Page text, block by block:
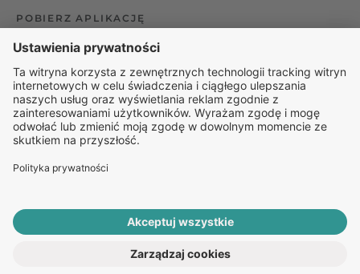
ROZPOCZNIJ E-KONSULTACJĘ
POBIERZ APLIKACJĘ
Organizator udzielania świadczeń telemedycznych jest
podmiotem leczniczym w rozumieniu ustawy z dnia 15
kwietnia 2011 roku o działalności leczniczej, wpisanym do
rejestru podmiotów wykonujących działalność leczniczą pod
numerem: 000000229172.